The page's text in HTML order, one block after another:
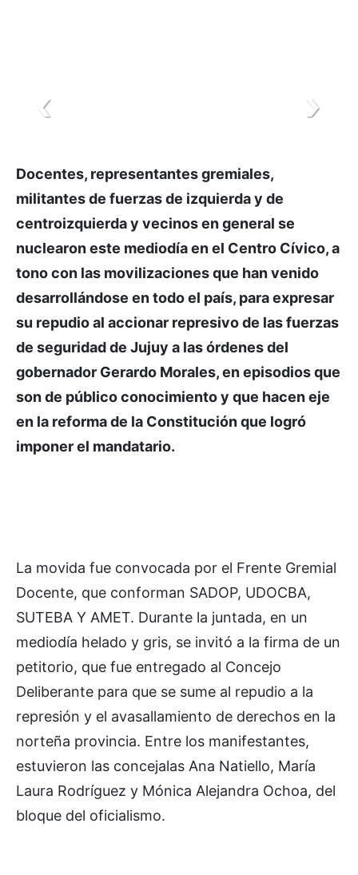
Docentes, representantes gremiales,
militantes de fuerzas de izquierda y de
centroizquierda y vecinos en general se
nuclearon este mediodía en el Centro Cívico, a
tono con las movilizaciones que han venido
desarrollándose en todo el país, para expresar
su repudio al accionar represivo de las fuerzas
de seguridad de Jujuy a las órdenes del
gobernador Gerardo Morales, en episodios que
son de público conocimiento y que hacen eje
en la reforma de la Constitución que logró
imponer el mandatario.
La movida fue convocada por el Frente Gremial
Docente, que conforman SADOP, UDOCBA,
SUTEBA Y AMET. Durante la juntada, en un
mediodía helado y gris, se invitó a la firma de un
petitorio, que fue entregado al Concejo
Deliberante para que se sume al repudio a la
represión y el avasallamiento de derechos en la
norteña provincia. Entre los manifestantes,
estuvieron las concejalas Ana Natiello, María
Laura Rodríguez y Mónica Alejandra Ochoa, del
bloque del oficialismo.